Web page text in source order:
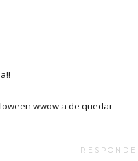
wwow a de quedar